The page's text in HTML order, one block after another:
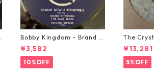
Bobby Kingdom - Brand N
ew Automobile【7-2088
9】
¥3,582
10%OFF
The
【7-21293
¥13,281
5%OFF